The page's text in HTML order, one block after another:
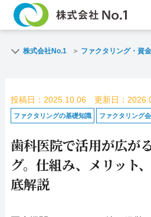
よくある質問
企業情報
名古屋支店HP
株式会社No.1 ファクタリング・資
投稿日：2025.10.06 更新日：
ファクタリングの基礎知識 ファクタリング
歯科医院で活用が広が
グ。仕組み、メリット
底解説